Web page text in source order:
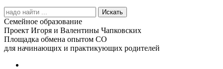
Search
for:
Семейное образование
Проект Игоря и Валентины Чапковских
Площадка обмена опытом СО
для начинающих и практикующих родителей